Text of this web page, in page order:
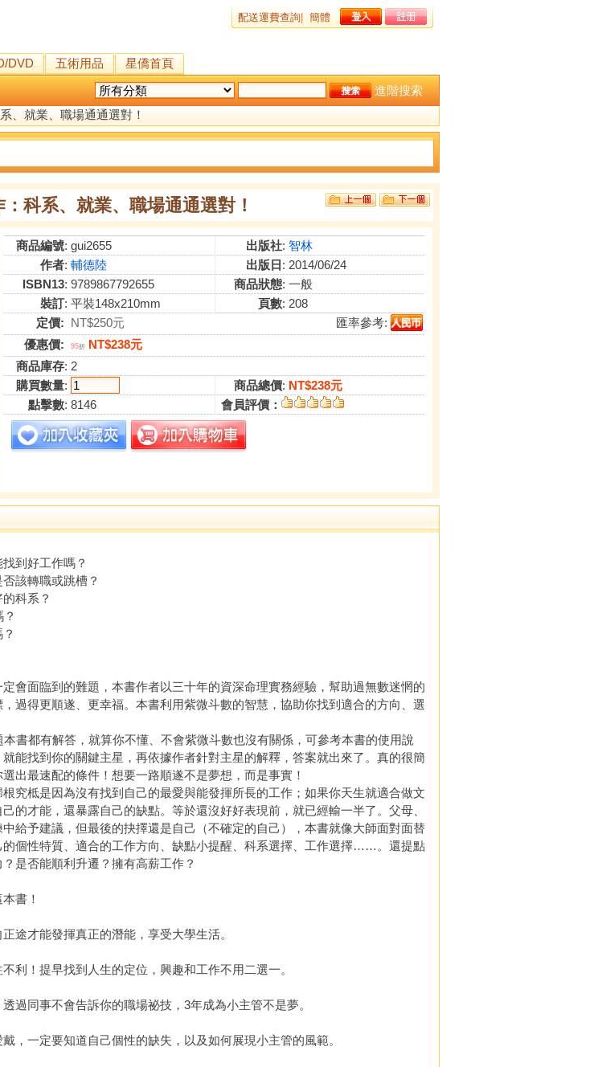
配送運費查詢 簡體
DVD 五術用品
星僑首頁
進階搜索
、就業、職場通通選對！
科系、就業、職場通通選對！
商品編號: gui2655 出版社: 智林
作者: 輔德陸 出版日 : 2014/06/24
ISBN13: 9789867792655 商品狀態: 一般
裝訂: 平裝148x210mm 頁數: 208
定價: NT$250元
匯率參考:
優惠價:
95折 NT$238元
商品庫存: 2
購買數量: 商品總價: NT$238元
點擊數: 8146 會員評價：
到好工作嗎？
該轉職或跳槽？
科系？
面臨到的難題，本書作者以三十年的資深命理實務經驗，幫助過無數迷惘的
過得更順遂、更幸福。本書利用紫微斗數的智慧，協助你找到適合的方向、選
書都有解答，就算你不懂、不會紫微斗數也沒有關係，可參考本書的使用說
能找到你的關鍵主星，再依據作者針對主星的解釋，答案就出來了。真的很簡
出最速配的條件！想要一路順遂不是夢想，而是事實！
究柢是因為沒有找到自己的最愛與能發揮所長的工作；如果你天生就適合做文
的才能，還暴露自己的缺點。等於還沒好好表現前，就已經輸一半了。父母、
給予建議，但最後的抉擇還是自己（不確定的自己），本書就像大師面對面替
的個性特質、適合的工作方向、缺點小提醒、科系選擇、工作選擇……。還提點
是否能順利升遷？擁有高薪工作？
書！
才能發揮真正的潛能，享受大學生活。
！提早找到人生的定位，興趣和工作不用二選一。
同事不會告訴你的職場祕技，3年成為小主管不是夢。
一定要知道自己個性的缺失，以及如何展現小主管的風範。